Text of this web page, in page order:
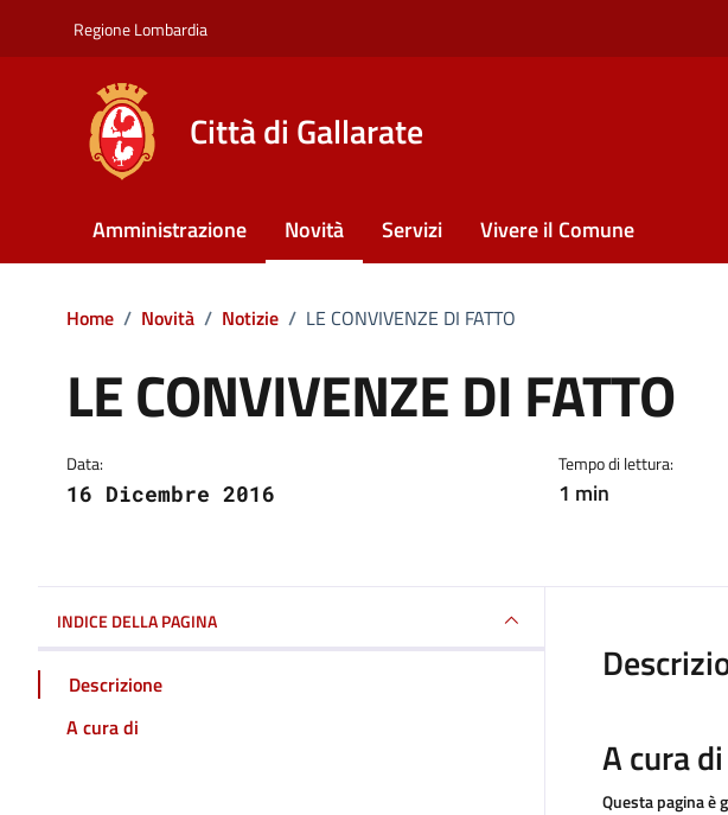
Regione Lombardia
Città di Gallarate
Amministrazione Novità Servizi Vivere il Comune
Home / Novità / Notizie / LE CONVIVENZE DI FATTO
LE CONVIVENZE DI FATTO
Dettagli della notizia
Data:
16 Dicembre 2016
Tempo di lettura:
1 min
INDICE DELLA PAGINA
Descrizione
A cura di
A cura di
Questa pagina è